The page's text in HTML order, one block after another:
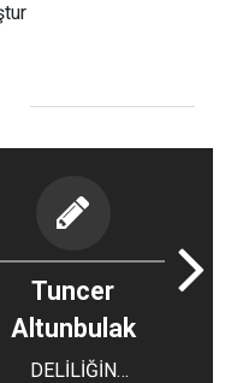
Tuncer
Altunbulak
DELİLİĞİN